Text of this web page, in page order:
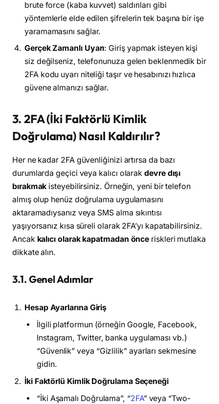
brute force (kaba kuvvet) saldırıları gibi
yöntemlerle elde edilen şifrelerin tek başına bir işe
yaramamasını sağlar.
Gerçek Zamanlı Uyarı: Giriş yapmak isteyen kişi
siz değilseniz, telefonunuza gelen beklenmedik bir
2FA kodu uyarı niteliği taşır ve hesabınızı hızlıca
güvene almanızı sağlar.
3. 2FA (İki Faktörlü Kimlik
Doğrulama) Nasıl Kaldırılır?
Her ne kadar 2FA güvenliğinizi artırsa da bazı
durumlarda geçici veya kalıcı olarakdevre dışı
bırakmak isteyebilirsiniz. Örneğin, yeni bir telefon
almış olup henüz doğrulama uygulamasını
aktaramadıysanız veya SMS alma sıkıntısı
yaşıyorsanız kısa süreli olarak 2FA’yı kapatabilirsiniz.
Ancak kalıcı olarak kapatmadan önce riskleri mutlaka
dikkate alın.
3.1. Genel Adımlar
Hesap Ayarlarına Giriş
İlgili platformun (örneğin Google, Facebook,
Instagram, Twitter, banka uygulaması vb.)
“Güvenlik” veya “Gizlilik” ayarları sekmesine
gidin.
İki Faktörlü Kimlik Doğrulama Seçeneği
“İki Aşamalı Doğrulama”, “2FA” veya “Two-